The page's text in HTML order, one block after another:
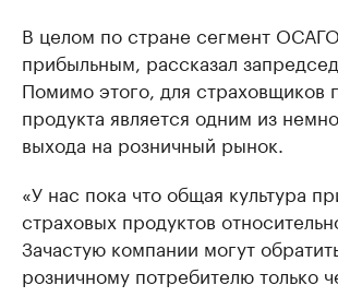
В целом по стране сегмент
прибыльным, рассказал
Помимо этого, для страховщиков
продукта является одним из
выхода на розничный рынок.
«У нас пока что общая культура
страховых продуктов
Зачастую компании могут
розничному потребителю только